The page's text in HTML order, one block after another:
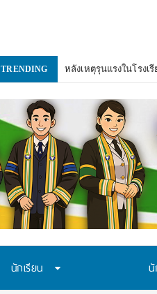
TRENDING หลังเหตุรุนแรงในโรงเ
นักเรียน